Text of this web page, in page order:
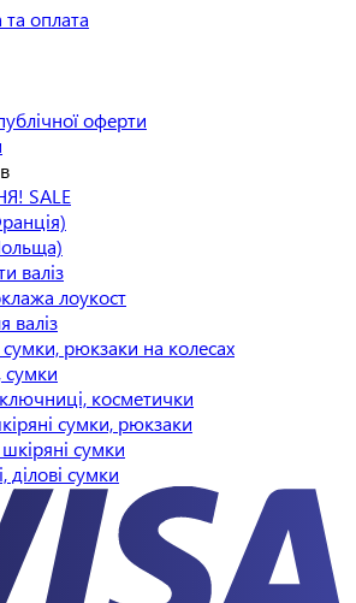
оплата
оферти
SALE
валіз
лоукост
валіз
рюкзаки на колесах
сумки
косметички
сумки, рюкзаки
сумки
ділові сумки